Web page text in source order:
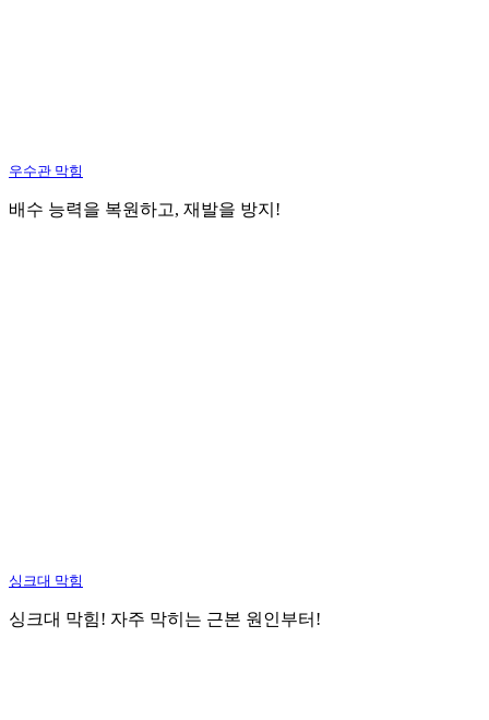
우수관 막힘
배수 능력을 복원하고, 재발을 방지!
싱크대 막힘
싱크대 막힘! 자주 막히는 근본 원인부터!